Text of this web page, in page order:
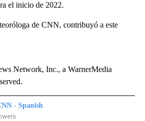
el inicio de 2022.
de CNN, contribuyó a este
Network, Inc., a WarnerMedia
- Spanish
- SPANISH" TO RECEIVE NOTIFICATIONS ABOUT